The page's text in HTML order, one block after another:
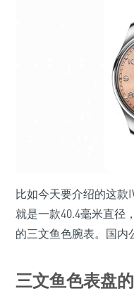
比如今天要介绍的这款
就是一款40.4毫米直径
的三文鱼色腕表。国内
三文鱼色表盘